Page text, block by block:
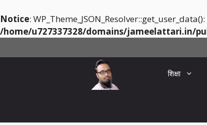
Notice:
/home/u727337328/domains/jameelattari.in/
to
शिक्षा